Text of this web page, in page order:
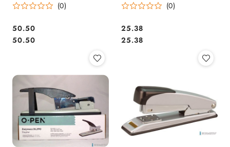
(0)
Cena:
50.50
Cena:
50.50
(0)
Cena:
25.38
Cena:
25.38